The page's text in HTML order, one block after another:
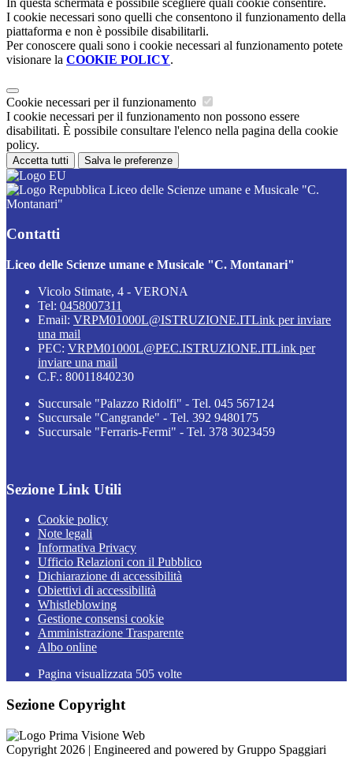
I cookie necessari sono quelli che consentono il funzionamento della
piattaforma e non è possibile disabilitarli.
Per conoscere quali sono i cookie necessari al funzionamento potete
visionare la COOKIE POLICY.
Cookie necessari per il funzionamento
I cookie necessari per il funzionamento non possono essere
disabilitati. È possibile consultare l'elenco nella pagina della cookie
policy.
Accetta tutti Salva le preferenze
Liceo delle Scienze umane e Musicale "C.
Montanari"
Contatti
Liceo delle Scienze umane e Musicale "C. Montanari"
Vicolo Stimate, 4 - VERONA
Tel: 0458007311
Email: VRPM01000L@ISTRUZIONE.ITLink per inviare
una mail
PEC: VRPM01000L@PEC.ISTRUZIONE.ITLink per
inviare una mail
C.F.: 80011840230
Succursale "Palazzo Ridolfi" - Tel. 045 567124
Succursale "Cangrande" - Tel. 392 9480175
Succursale "Ferraris-Fermi" - Tel. 378 3023459
Sezione Link Utili
Cookie policy
Note legali
Informativa Privacy
Ufficio Relazioni con il Pubblico
Dichiarazione di accessibilità
Obiettivi di accessibilità
Whistleblowing
Gestione consensi cookie
Amministrazione Trasparente
Albo online
Pagina visualizzata 505 volte
Sezione Copyright
Copyright 2026 | Engineered and powered by Gruppo Spaggiari